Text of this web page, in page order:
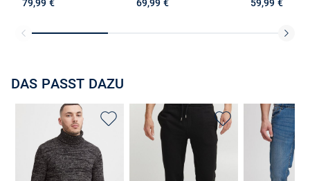
79,99 €
69,99 €
59,99 €
DAS PASST DAZU